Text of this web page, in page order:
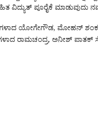
ವಿದ್ಯುತ್ ಪೂರೈಕೆ ಮಾಡುವುದು
ಯೋಗೇಗೌಡ, ಮೋಹನ್
ರಾಮಚಂದ್ರ, ಅನೀಶ್ ಪಾತಕ್